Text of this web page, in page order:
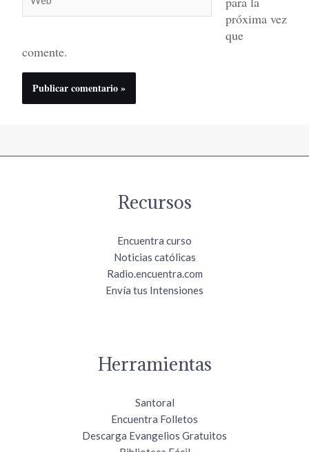
próxima vez
que
comente.
Recursos
Encuentra curso
Noticias católicas
Radio.encuentra.com
Envía tus Intensiones
Herramientas
Santoral
Encuentra Folletos
Descarga Evangelios Gratuitos